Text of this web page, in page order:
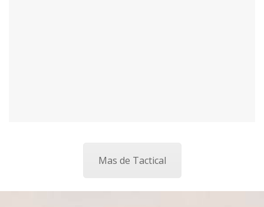
Mas de Tactical